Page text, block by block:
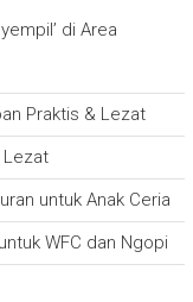
di Area
Praktis & Lezat
Lezat
untuk Anak Ceria
WFC dan Ngopi